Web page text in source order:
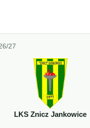
27
LKS Znicz Jankowice